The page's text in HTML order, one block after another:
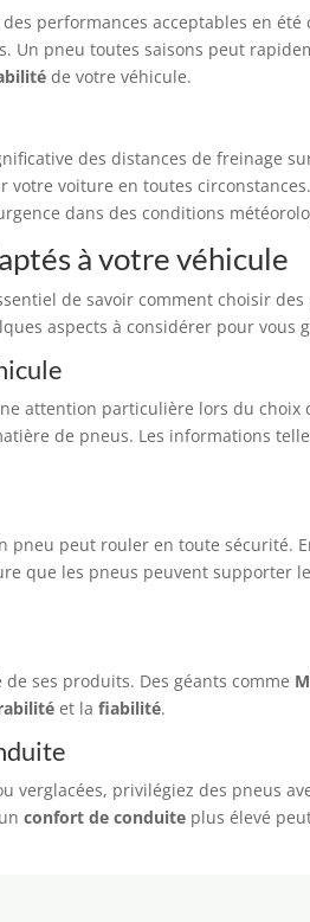
performances acceptables en
Un pneu toutes saisons peut
de votre véhicule.
des distances de freinage
voiture en toutes
dans des conditions
à votre véhicule
de savoir comment choisir
aspects à considérer pour vous
attention particulière lors du choix
de pneus. Les informations
peut rouler en toute sécurité.
que les pneus peuvent supporter
ses produits. Des géants comme
et lafiabilité.
verglacées, privilégiez des pneus
unconfort de conduite plus élevé